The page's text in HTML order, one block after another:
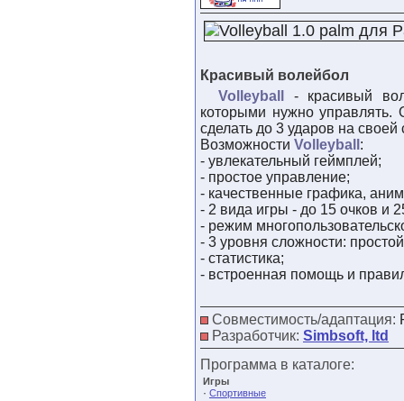
Красивый волейбол
Volleyball
- красивый
которыми нужно управлять.
сделать до 3 ударов на своей
Возможности Volleyball :
- увлекательный геймплей;
- простое управление;
- качественные графика,
- 2 вида игры - до 15 очков и
- режим
- 3 уровня сложности:
- статистика;
- встроенная помощь и
Совместимость/адаптация:
Разработчик: Simbsoft, ltd
Программа в каталоге:
Игры
· Спортивные